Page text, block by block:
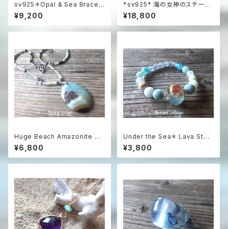
sv925＊Opal & Sea Bracel
et プレシャスオパール＆アパタ
イト☆アジャスター
¥9,200
*sv925* 海の女神のステート
メントネックレス Lagoon Dr
uzy with Blue Topaz アクア
マリンネックレス☆
¥18,800
Huge Beach Amazonite Ne
cklace / 特大アマゾナイトのス
テートメントネックレス
¥6,800
Under the Sea＊ Lava Ston
e Aroma Essential Oil Diffu
ser Bracelet☆浅瀬の海のア
ロマブレスレット
¥3,800